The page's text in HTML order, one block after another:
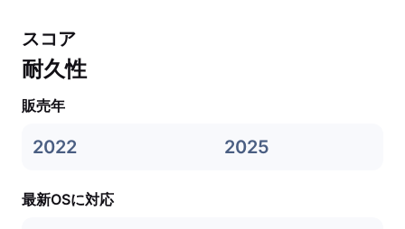
スコア
耐久性
販売年
2022 2025
最新OSに対応